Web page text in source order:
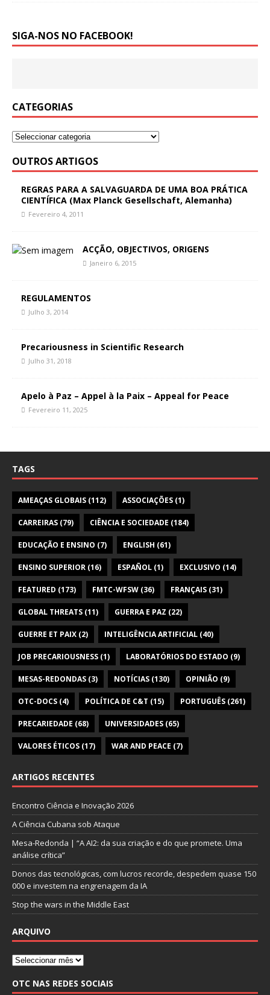
SIGA-NOS NO FACEBOOK!
CATEGORIAS
OUTROS ARTIGOS
REGRAS PARA A SALVAGUARDA DE UMA BOA PRÁTICA
CIENTÍFICA (Max Planck Gesellschaft, Alemanha)
Fevereiro 4, 2011
ACÇÃO, OBJECTIVOS, ORIGENS
Janeiro 6, 2015
REGULAMENTOS
Julho 3, 2014
Precariousness in Scientific Research
Julho 31, 2018
Apelo à Paz – Appel à la Paix – Appeal for Peace
Fevereiro 11, 2025
TAGS
AMEAÇAS GLOBAIS (112) ASSOCIAÇÕES (1)
CARREIRAS (79) CIÊNCIA E SOCIEDADE (184)
EDUCAÇÃO E ENSINO (7) ENGLISH (61)
ENSINO SUPERIOR (16) ESPAÑOL (1) EXCLUSIVO (14)
FEATURED (173) FMTC-WFSW (36) FRANÇAIS (31)
GLOBAL THREATS (11) GUERRA E PAZ (22)
GUERRE ET PAIX (2) INTELIGÊNCIA ARTIFICIAL (40)
JOB PRECARIOUSNESS (1) LABORATÓRIOS DO ESTADO (9)
MESAS-REDONDAS (3) NOTÍCIAS (130) OPINIÃO (9)
OTC-DOCS (4) POLÍTICA DE C&T (15) PORTUGUÊS (261)
PRECARIEDADE (68) UNIVERSIDADES (65)
VALORES ÉTICOS (17) WAR AND PEACE (7)
ARTIGOS RECENTES
Encontro Ciência e Inovação 2026
A Ciência Cubana sob Ataque
Mesa-Redonda | “A AI2: da sua criação e do que promete. Uma
análise crítica”
Donos das tecnológicas, com lucros recorde, despedem quase 150
000 e investem na engrenagem da IA
Stop the wars in the Middle East
ARQUIVO
OTC NAS REDES SOCIAIS